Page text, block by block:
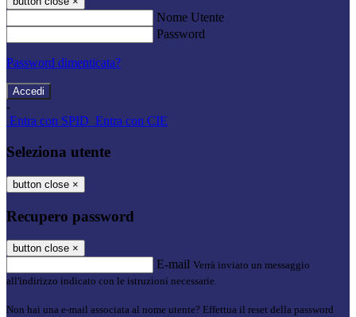
Nome Utente
Password
Password dimenticata?
-
Entra con SPID Entra con CIE
Seleziona utente
button close ×
Recupero password
button close ×
E-mail Verrà inviato un messaggio
all'indirizzo indicato con le istruzioni necessarie.
Non hai una e-mail associata al nome utente? Effettua il reset della password